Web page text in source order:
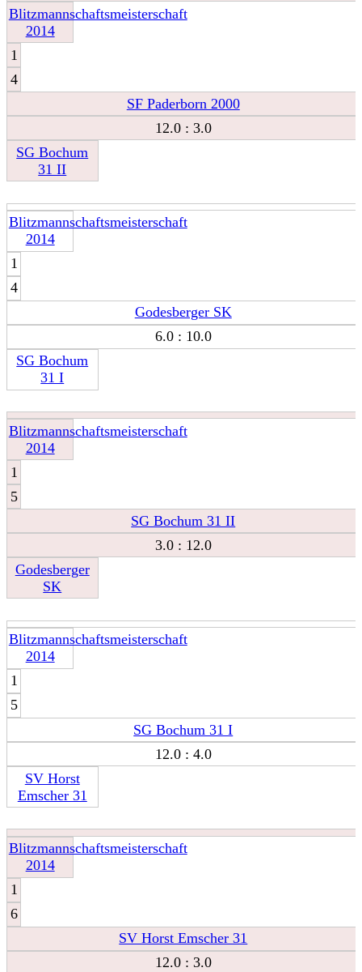
Blitzmannschaftsmeisterschaft
2014
1
4
SF Paderborn 2000
12.0 : 3.0
SG Bochum
31 II
Blitzmannschaftsmeisterschaft
2014
1
4
Godesberger SK
6.0 : 10.0
SG Bochum
31 I
Blitzmannschaftsmeisterschaft
2014
1
5
SG Bochum 31 II
3.0 : 12.0
Godesberger
SK
Blitzmannschaftsmeisterschaft
2014
1
5
SG Bochum 31 I
12.0 : 4.0
SV Horst
Emscher 31
Blitzmannschaftsmeisterschaft
2014
1
6
SV Horst Emscher 31
12.0 : 3.0